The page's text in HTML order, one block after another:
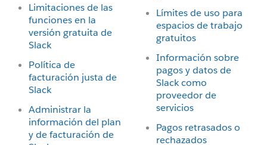
Limitaciones de las
funciones en la
versión gratuita de
Slack
Política de
facturación justa de
Slack
Administrar la
información del plan
y de facturación de
Límites de uso para
espacios de trabajo
gratuitos
Información sobre
pagos y datos de
Slack como
proveedor de
servicios
Pagos retrasados o
rechazados